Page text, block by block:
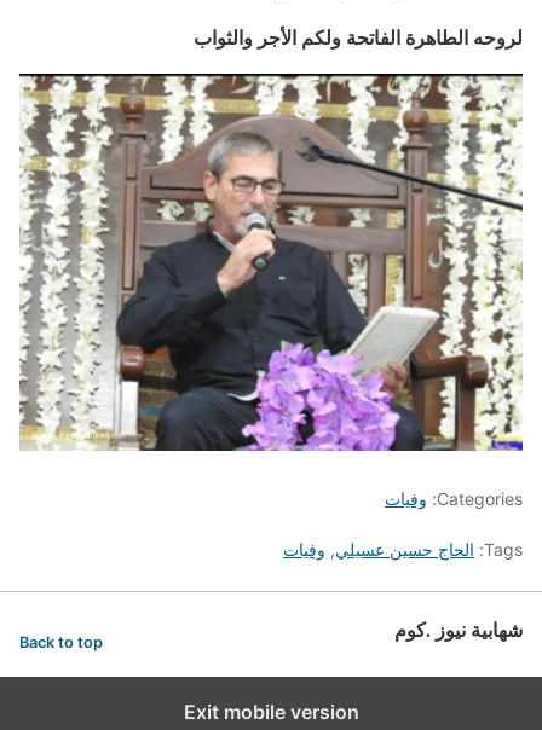
لروحه الطاهرة الفاتحة ولكم الأجر والثواب
Categories: وفيات
Tags: الحاج حسين عسيلي, وفيات
شهابية نيوز .كوم Back to top
Exit mobile version